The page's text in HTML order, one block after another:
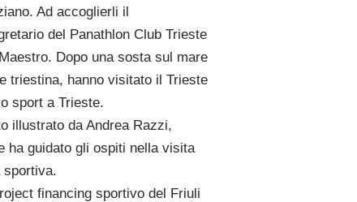
Ad accoglierli il
del Panathlon Club Trieste
Dopo una sosta sul mare
triestina, hanno visitato il Trieste
sport a Trieste.
illustrato da Andrea Razzi,
ha guidato gli ospiti nella visita
sportiva.
financing sportivo del Friuli